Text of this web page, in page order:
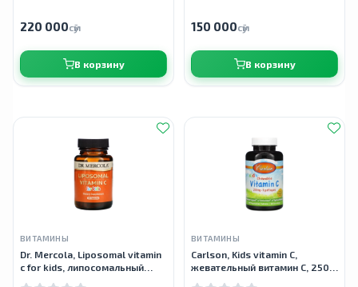
220 000сӯм
В корзину
150 000сӯм
В корзину
ВИТАМИНЫ
Dr. Mercola, Liposomal vitamin
c for kids, липосомальный
ВИТАМИНЫ
Carlson, Kids vitamin C,
жевательный витамин C, 250